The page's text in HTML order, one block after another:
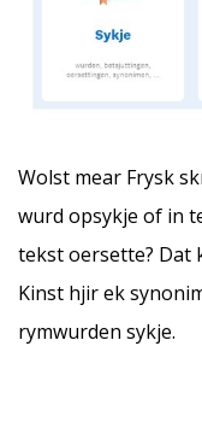
Wolst mear Frysk
wurd opsykje of in
tekst oersette? Dat
Kinst hjir ek
rymwurden sykje.